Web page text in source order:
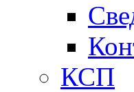
КСП